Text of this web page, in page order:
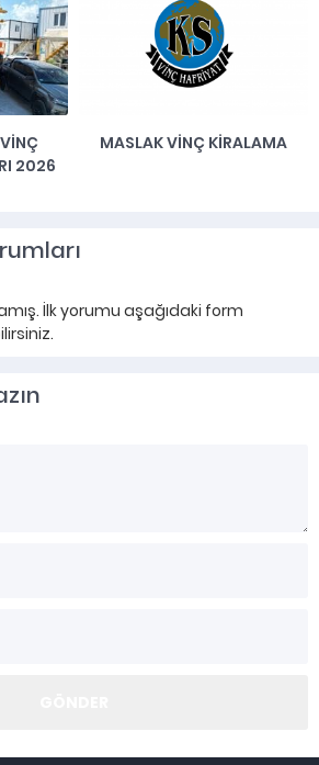
2026
MASLAK VINÇ KIRALAMA
İlk yorumu aşağıdaki form